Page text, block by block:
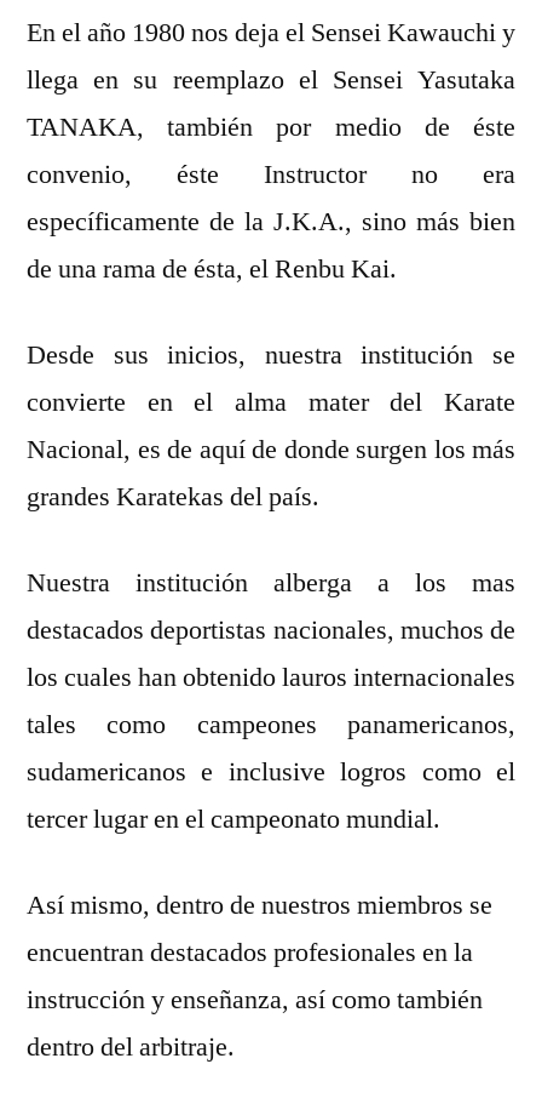
En el año 1980 nos deja el Sensei Kawauchi y
llega en su reemplazo el Sensei Yasutaka
TANAKA, también por medio de éste
convenio, éste Instructor no era
específicamente de la J.K.A., sino más bien
de una rama de ésta, el Renbu Kai.
Desde sus inicios, nuestra institución se
convierte en el alma mater del Karate
Nacional, es de aquí de donde surgen los más
grandes Karatekas del país.
Nuestra institución alberga a los mas
destacados deportistas nacionales, muchos de
los cuales han obtenido lauros internacionales
tales como campeones panamericanos,
sudamericanos e inclusive logros como el
tercer lugar en el campeonato mundial.
Así mismo, dentro de nuestros miembros se
encuentran destacados profesionales en la
instrucción y enseñanza, así como también
dentro del arbitraje.